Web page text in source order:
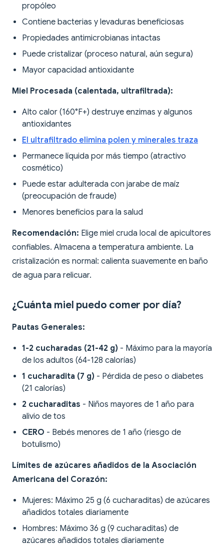
propóleo
Contiene bacterias y levaduras beneficiosas
Propiedades antimicrobianas intactas
Puede cristalizar (proceso natural, aún segura)
Mayor capacidad antioxidante
Miel Procesada (calentada, ultrafiltrada):
Alto calor (160°F+) destruye enzimas y algunos
antioxidantes
El ultrafiltrado elimina polen y minerales traza
Permanece líquida por más tiempo (atractivo
cosmético)
Puede estar adulterada con jarabe de maíz
(preocupación de fraude)
Menores beneficios para la salud
Recomendación: Elige miel cruda local de apicultores
confiables. Almacena a temperatura ambiente. La
cristalización es normal: calienta suavemente en baño
de agua para relicuar.
¿Cuánta miel puedo comer por día?
Pautas Generales:
1-2 cucharadas (21-42 g) - Máximo para la mayoría
de los adultos (64-128 calorías)
1 cucharadita (7 g) - Pérdida de peso o diabetes
(21 calorías)
2 cucharaditas - Niños mayores de 1 año para
alivio de tos
CERO - Bebés menores de 1 año (riesgo de
botulismo)
Límites de azúcares añadidos de la Asociación
Americana del Corazón:
Mujeres: Máximo 25 g (6 cucharaditas) de azúcares
añadidos totales diariamente
Hombres: Máximo 36 g (9 cucharaditas) de
azúcares añadidos totales diariamente